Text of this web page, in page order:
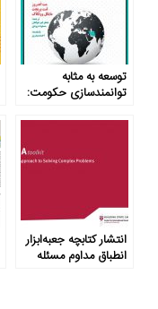
توسعه به مثابه
توانمندسازی حکومت:
انتشار کتابچه جعبه‌ابزار
انطباق مداوم مسئله